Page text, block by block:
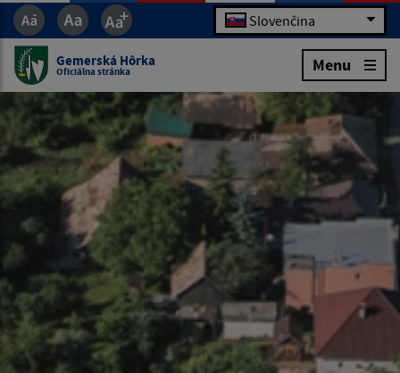
Slovenčina
Gemerská Hôrka
Oficiálna stránka Menu